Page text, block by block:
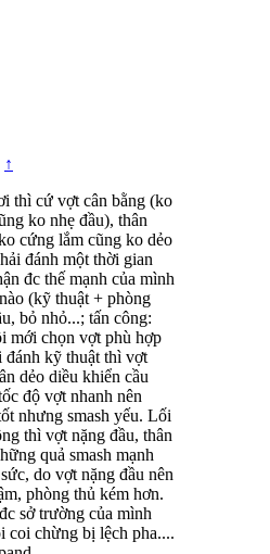
↑
thì cứ vợt cân bằng (ko
ko nhẹ đầu), thân
cứng lắm cũng ko dẻo
đánh một thời gian
đc thế mạnh của mình
(kỹ thuật + phòng
bỏ nhỏ...; tấn công:
mới chọn vợt phù hợp
kỹ thuật thì vợt
dẻo diều khiển cầu
độ vợt nhanh nên
nhưng smash yếu. Lối
thì vợt nặng đầu, thân
quả smash mạnh
do vợt nặng đầu nên
phòng thủ kém hơn.
sở trường của mình
coi chừng bị lệch pha....